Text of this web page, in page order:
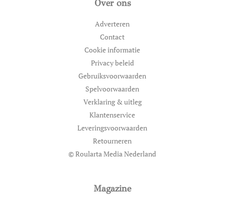
Over ons
Adverteren
Contact
Cookie informatie
Privacy beleid
Gebruiksvoorwaarden
Spelvoorwaarden
Verklaring & uitleg
Klantenservice
Leveringsvoorwaarden
Retourneren
© Roularta Media Nederland
Magazine